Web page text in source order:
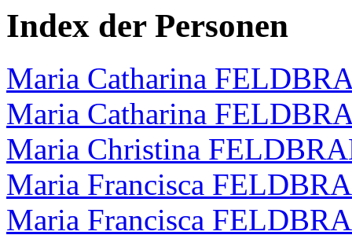
Index der Personen
Maria Catharina
Maria Catharina
Maria Christina
Maria Francisca
Maria Francisca